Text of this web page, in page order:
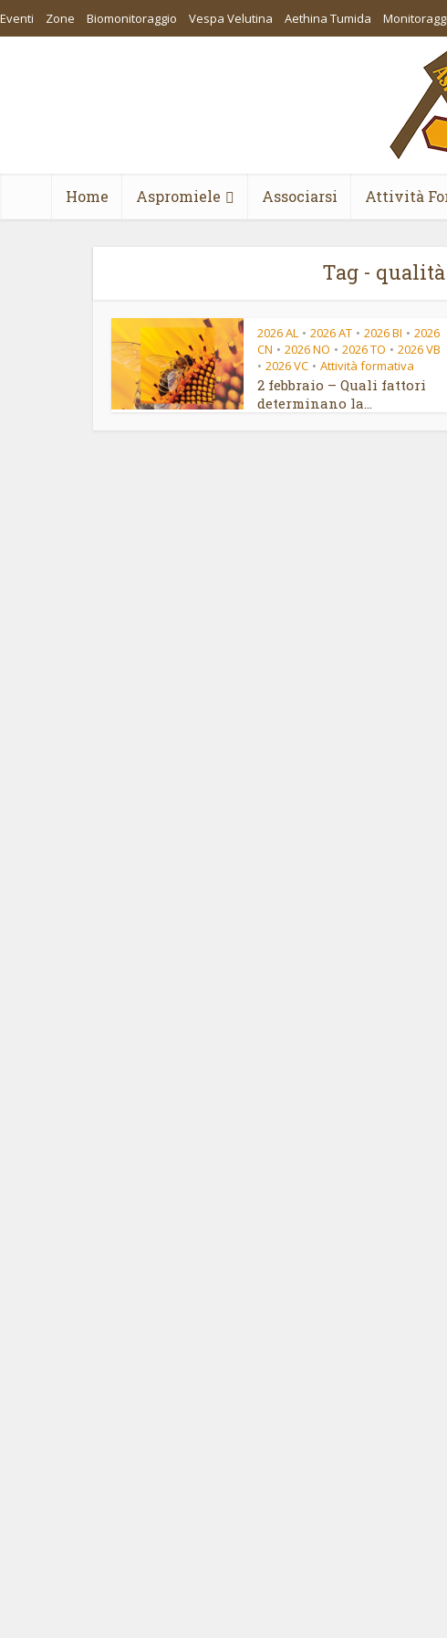
Eventi Zone Biomonitoraggio Vespa Velutina Aethina Tumida
Home Aspromiele Associarsi Attività
Tag -
2026 AL • 2026 AT • 2026 BI • 2026
CN • 2026 NO • 2026 TO • 2026 VB
• 2026 VC • Attività formativa
2 febbraio – Quali fattori
determinano la...